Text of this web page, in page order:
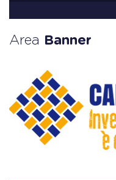
Area Banner